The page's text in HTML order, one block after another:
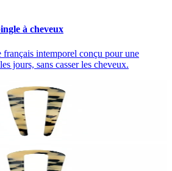
à cheveux
intemporel conçu pour une
jours, sans casser les cheveux.